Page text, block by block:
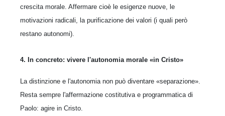
crescita morale. Affermare cioè le esigenze nuove, le
motivazioni radicali, la purificazione dei valori (i quali però
restano autonomi).
4. In concreto: vivere l'autonomia morale «in Cristo»
La distinzione e l'autonomia non può diventare «separazione».
Resta sempre l'affermazione costitutiva e programmatica di
Paolo: agire in Cristo.